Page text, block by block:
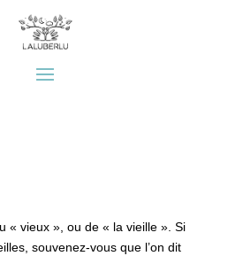
« vieux », ou de « la vieille ». Si
souvenez-vous que l’on dit